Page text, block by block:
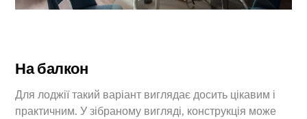
На балкон
Для лоджії такий варіант виглядає досить цікавим і
практичним. У зібраному вигляді, конструкція може